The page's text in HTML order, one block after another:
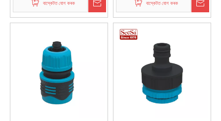
বাস্কেটত যোগ কৰক বাস্কেটত যোগ কৰক